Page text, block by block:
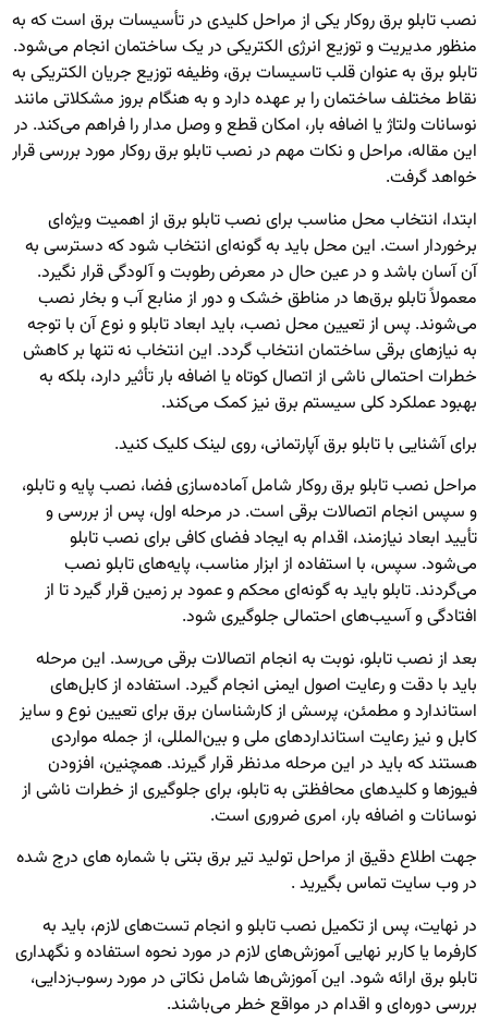
نصب تابلو برق روکار یکی از مراحل کلیدی در تأسیسات برق است که به
منظور مدیریت و توزیع انرژی الکتریکی در یک ساختمان انجام می‌شود.
تابلو برق به عنوان قلب تاسیسات برق، وظیفه توزیع جریان الکتریکی به
نقاط مختلف ساختمان را بر عهده دارد و به هنگام بروز مشکلاتی مانند
نوسانات ولتاژ یا اضافه بار، امکان قطع و وصل مدار را فراهم می‌کند. در
این مقاله، مراحل و نکات مهم در نصب تابلو برق روکار مورد بررسی قرار
خواهد گرفت.
ابتدا، انتخاب محل مناسب برای نصب تابلو برق از اهمیت ویژه‌ای
برخوردار است. این محل باید به گونه‌ای انتخاب شود که دسترسی به
آن آسان باشد و در عین حال در معرض رطوبت و آلودگی قرار نگیرد.
معمولاً تابلو برق‌ها در مناطق خشک و دور از منابع آب و بخار نصب
می‌شوند. پس از تعیین محل نصب، باید ابعاد تابلو و نوع آن با توجه
به نیازهای برقی ساختمان انتخاب گردد. این انتخاب نه تنها بر کاهش
خطرات احتمالی ناشی از اتصال کوتاه یا اضافه بار تأثیر دارد، بلکه به
بهبود عملکرد کلی سیستم برق نیز کمک می‌کند.
برای آشنایی با تابلو برق آپارتمانی، روی لینک کلیک کنید.
مراحل نصب تابلو برق روکار شامل آماده‌سازی فضا، نصب پایه و تابلو،
و سپس انجام اتصالات برقی است. در مرحله اول، پس از بررسی و
تأیید ابعاد نیازمند، اقدام به ایجاد فضای کافی برای نصب تابلو
می‌شود. سپس، با استفاده از ابزار مناسب، پایه‌های تابلو نصب
می‌گردند. تابلو باید به گونه‌ای محکم و عمود بر زمین قرار گیرد تا از
افتادگی و آسیب‌های احتمالی جلوگیری شود.
بعد از نصب تابلو، نوبت به انجام اتصالات برقی می‌رسد. این مرحله
باید با دقت و رعایت اصول ایمنی انجام گیرد. استفاده از کابل‌های
استاندارد و مطمئن، پرسش از کارشناسان برق برای تعیین نوع و سایز
کابل و نیز رعایت استانداردهای ملی و بین‌المللی، از جمله مواردی
هستند که باید در این مرحله مدنظر قرار گیرند. همچنین، افزودن
فیوزها و کلیدهای محافظتی به تابلو، برای جلوگیری از خطرات ناشی از
نوسانات و اضافه بار، امری ضروری است.
جهت اطلاع دقیق از مراحل تولید تیر برق بتنی با شماره های درج شده
در وب سایت تماس بگیرید .
در نهایت، پس از تکمیل نصب تابلو و انجام تست‌های لازم، باید به
کارفرما یا کاربر نهایی آموزش‌های لازم در مورد نحوه استفاده و نگهداری
تابلو برق ارائه شود. این آموزش‌ها شامل نکاتی در مورد رسوب‌زدایی،
بررسی دوره‌ای و اقدام در مواقع خطر می‌باشند.